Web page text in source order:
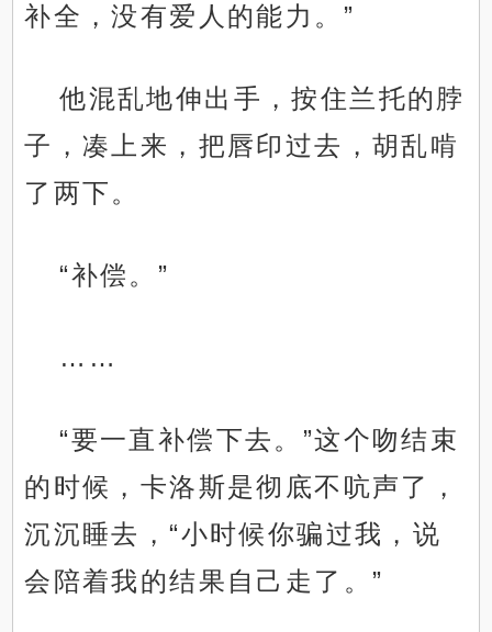
补全，没有爱人的能力。”
他混乱地伸出手，按住兰托的脖
子，凑上来，把唇印过去，胡乱啃
了两下。
“补偿。”
……
“要一直补偿下去。”这个吻结束
的时候，卡洛斯是彻底不吭声了，
沉沉睡去，“小时候你骗过我，说
会陪着我的结果自己走了。”